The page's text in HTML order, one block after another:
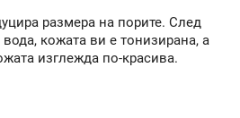
размера на порите. След
кожата ви е тонизирана, а
изглежда по-красива.